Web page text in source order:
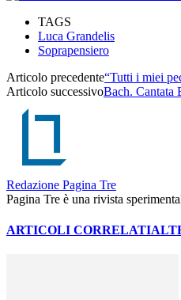
TAGS
Luca Grandelis
Soprapensiero
Articolo precedente“Tutti i miei
Articolo successivoBach. Cantata
Redazione Pagina Tre
Pagina Tre è una rivista
ARTICOLI CORRELATI